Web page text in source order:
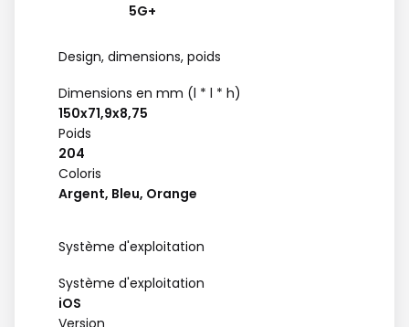
5G+
Design, dimensions, poids
Dimensions en mm (l * l * h)
150x71,9x8,75
Poids
204
Coloris
Argent, Bleu, Orange
Système d'exploitation
Système d'exploitation
iOS
Version